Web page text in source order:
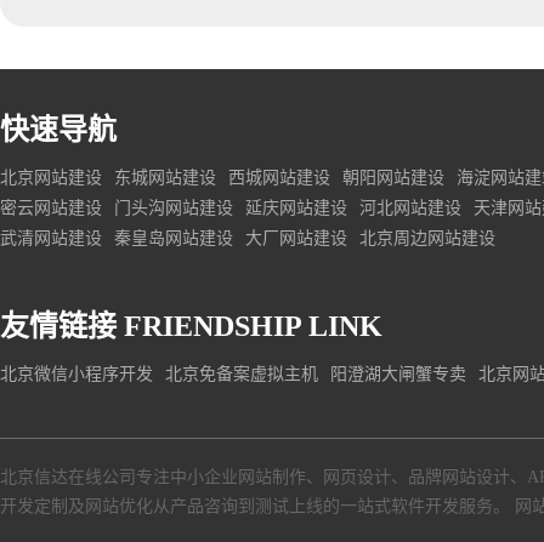
快速导航
北京网站建设 东城网站建设 西城网站建设 朝阳网站建设
海淀网站
密云网站建设
门头沟网站建设 延庆网站建设 河北网站建设
天津网
武清网站建设
秦皇岛网站建设 大厂网站建设 北京周边网站建设
友情链接 FRIENDSHIP LINK
北京微信小程序开发 北京免备案虚拟主机 阳澄湖大闸蟹专卖 北京网
北京信达在线公司专注中小企业网站制作、网页设计、品牌网站设计、
开发定制及网站优化从产品咨询到测试上线的一站式软件开发服务。
网